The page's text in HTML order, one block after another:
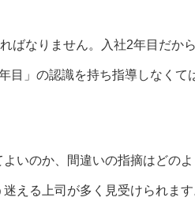
ばなりません。入社2年目だか
目」の認識を持ち指導しなくて
いのか、間違いの指摘はどのよ
える上司が多く見受けられます